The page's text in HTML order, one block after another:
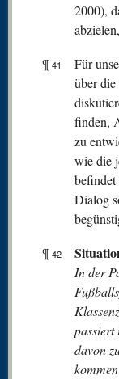
2000),
¶ 41
Für
über
finden,
zu
wie die
Dialog
¶ 42
In der
davon